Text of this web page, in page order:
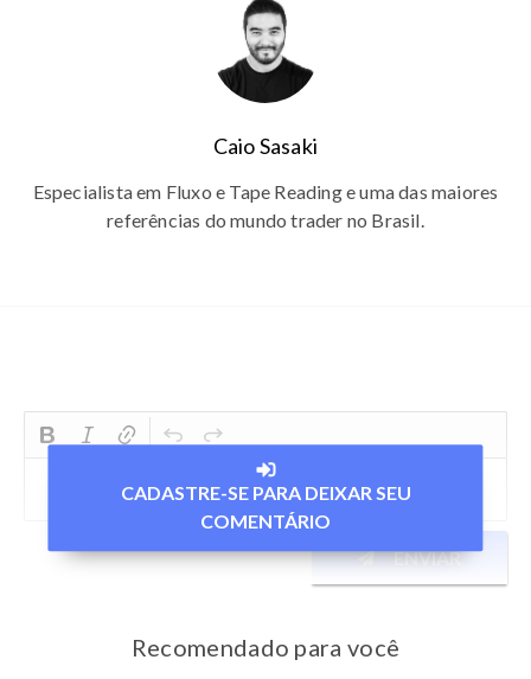
Caio Sasaki
Especialista em Fluxo e Tape Reading e uma das maiores
referências do mundo trader no Brasil.
ENVIAR
CADASTRE-SE PARA DEIXAR SEU
COMENTÁRIO
Recomendado para você